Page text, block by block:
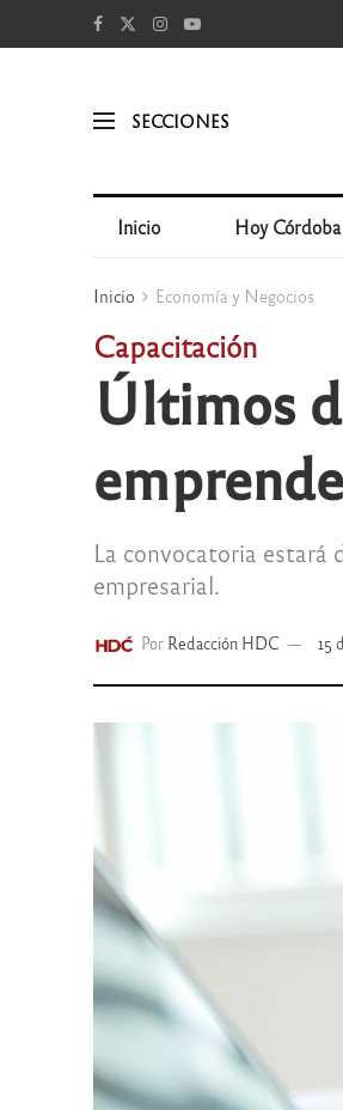
SECCIONES
Inicio Hoy Córdoba
Inicio Economía y Negocios
Capacitación
Últimos
La convocatoria estará
empresarial.
Por Redacción HDC 15